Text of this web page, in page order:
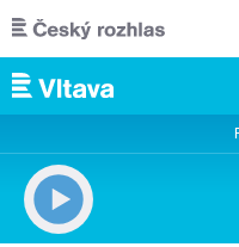
Přejít k hlavnímu obsahu